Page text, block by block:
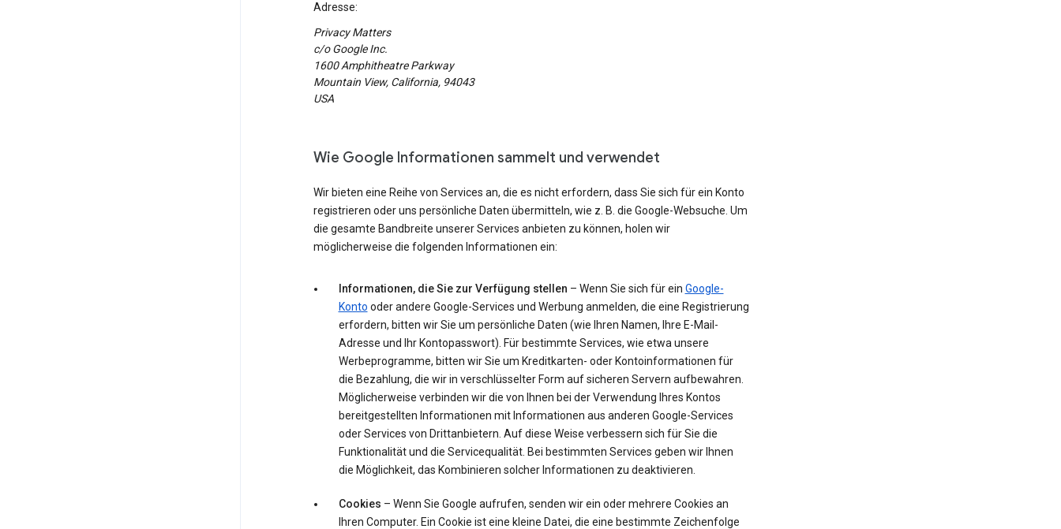
Adresse:
Privacy Matters
c/o Google Inc.
1600 Amphitheatre Parkway
Mountain View, California, 94043
USA
Wie Google Informationen sammelt und verwendet
Wir bieten eine Reihe von Services an, die es nicht erfordern, dass Sie sich für ein Konto
registrieren oder uns persönliche Daten übermitteln, wie z. B. die Google-Websuche. Um
die gesamte Bandbreite unserer Services anbieten zu können, holen wir
möglicherweise die folgenden Informationen ein:
Informationen, die Sie zur Verfügung stellen – Wenn Sie sich für ein Google-
Konto oder andere Google-Services und Werbung anmelden, die eine Registrierung
erfordern, bitten wir Sie um persönliche Daten (wie Ihren Namen, Ihre E-Mail-
Adresse und Ihr Kontopasswort). Für bestimmte Services, wie etwa unsere
Werbeprogramme, bitten wir Sie um Kreditkarten- oder Kontoinformationen für
die Bezahlung, die wir in verschlüsselter Form auf sicheren Servern aufbewahren.
Möglicherweise verbinden wir die von Ihnen bei der Verwendung Ihres Kontos
bereitgestellten Informationen mit Informationen aus anderen Google-Services
oder Services von Drittanbietern. Auf diese Weise verbessern sich für Sie die
Funktionalität und die Servicequalität. Bei bestimmten Services geben wir Ihnen
die Möglichkeit, das Kombinieren solcher Informationen zu deaktivieren.
Cookies – Wenn Sie Google aufrufen, senden wir ein oder mehrere Cookies an
Ihren Computer. Ein Cookie ist eine kleine Datei, die eine bestimmte Zeichenfolge